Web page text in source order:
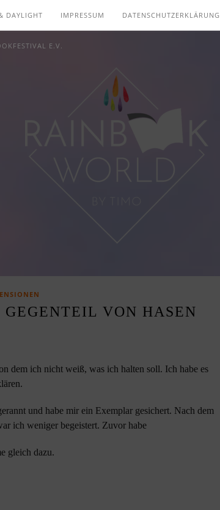
DAYLIGHT IMPRESSUM DATENSCHUTZERKLÄRUNG
E.V.
VON HASEN
dem ich nicht weiß, was ich halten soll. Ich habe es
und habe mir ein Exemplar gesichert. Nach dem
ich weniger begeistert. Zuvor habe
gleich dazu.